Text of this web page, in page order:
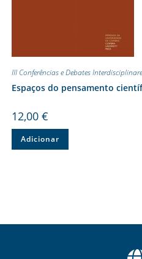
III Conferências e Debates
Espaços do pensamento
12,00 €
Adicionar